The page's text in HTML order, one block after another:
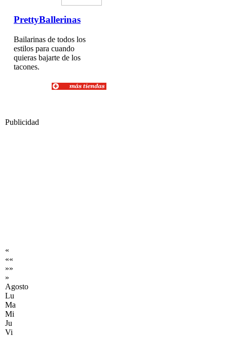
PrettyBallerinas
Bailarinas de todos los
estilos para cuando
quieras bajarte de los
tacones.
Publicidad
«
««
»»
»
Agosto
Lu
Ma
Mi
Ju
Vi